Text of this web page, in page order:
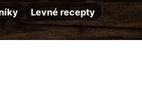
Levné recepty